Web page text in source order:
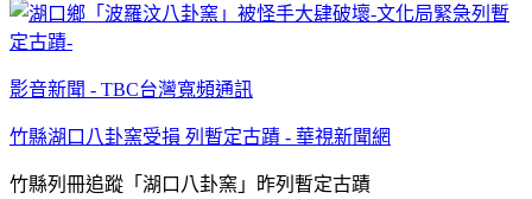
影音新聞 - TBC台灣寬頻通訊
竹縣湖口八卦窯受損 列暫定古蹟 - 華視新聞網
竹縣列冊追蹤「湖口八卦窯」昨列暫定古蹟